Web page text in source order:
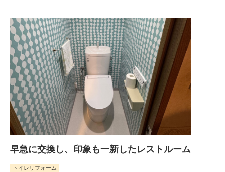
早急に交換し、印象も一新したレストルーム
トイレリフォーム